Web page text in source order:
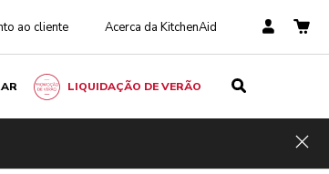
ao cliente Acerca da KitchenAid
LIQUIDAÇÃO DE VERÃO